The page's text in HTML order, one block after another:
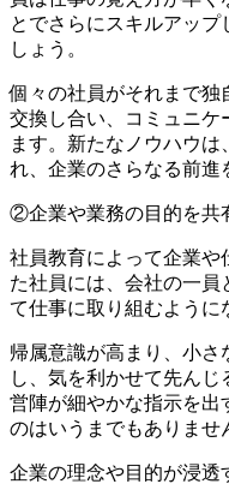
とでさらにスキルアッ
しょう。
個々の社員がそれまで独
交換し合い、コミュニケ
ます。新たなノウハウは
れ、企業のさらなる前進
②企業や業務の目的を共
社員教育によって企業や
た社員には、会社の一員
て仕事に取り組むように
帰属意識が高まり、小さ
し、気を利かせて先ん
営陣が細やかな指示を出
のはいうまでもありませ
企業の理念や目的が浸透